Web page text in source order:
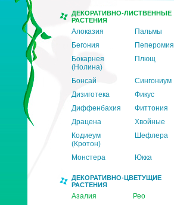
ДЕКОРАТИВНО-ЛИСТВЕННЫЕ
РАСТЕНИЯ
Алоказия
Пальмы
Бегония
Пеперомия
Бокарнея
(Нолина)
Плющ
Бонсай
Сингониум
Дизиготека
Фикус
Диффенбахия
Фиттония
Драцена
Хвойные
Кодиеум
(Кротон)
Шефлера
Монстера Юкка
ДЕКОРАТИВНО-ЦВЕТУЩИЕ
РАСТЕНИЯ
Азалия
Рео